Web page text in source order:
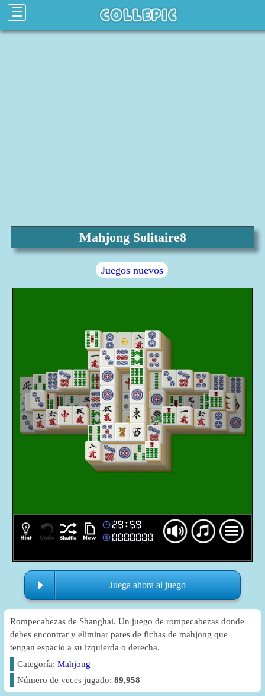
☰
Mahjong Solitaire8
Juegos nuevos
Juega ahora al juego
Rompecabezas de Shanghai. Un juego de rompecabezas donde
debes encontrar y eliminar pares de fichas de mahjong que
tengan espacio a su izquierda o derecha.
Categoría:Mahjong
Número de veces jugado:89,958